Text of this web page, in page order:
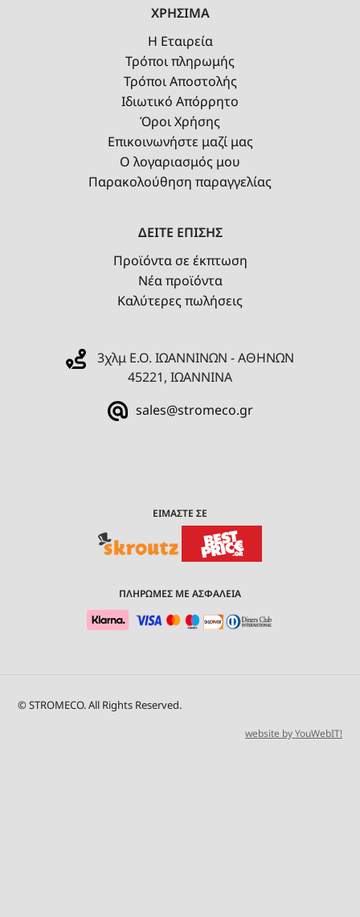
ΧΡΗΣΙΜΑ
Η Εταιρεία
Τρόποι πληρωμής
Τρόποι Αποστολής
Ιδιωτικό Απόρρητο
Όροι Χρήσης
Επικοινωνήστε μαζί μας
Ο λογαριασμός μου
Παρακολούθηση παραγγελίας
ΔΕΙΤΕ ΕΠΙΣΗΣ
Προϊόντα σε έκπτωση
Νέα προϊόντα
Καλύτερες πωλήσεις
3χλμ Ε.Ο. ΙΩΑΝΝΙΝΩΝ - ΑΘΗΝΩΝ
45221, ΙΩΑΝΝΙΝΑ
sales@stromeco.gr
ΕΙΜΑΣΤΕ ΣΕ
ΠΛΗΡΩΜΕΣ ΜΕ ΑΣΦΑΛΕΙΑ
© STROMECO. All Rights Reserved.
website by YouWebIT!